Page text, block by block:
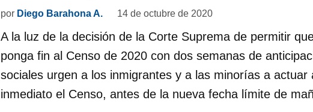
por Diego Barahona A. 14 de octubre de 2020
A la luz de la decisión de la Corte Suprema de permitir
ponga fin al Censo de 2020 con dos semanas de
sociales urgen a los inmigrantes y a las minorías a actuar
inmediato el Censo, antes de la nueva fecha límite de